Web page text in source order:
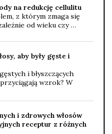
na redukcję cellulitu
z którym zmaga się
od wieku czy …
aby były gęste i
i błyszczących
wzrok? W
i zdrowych włosów
receptur z różnych